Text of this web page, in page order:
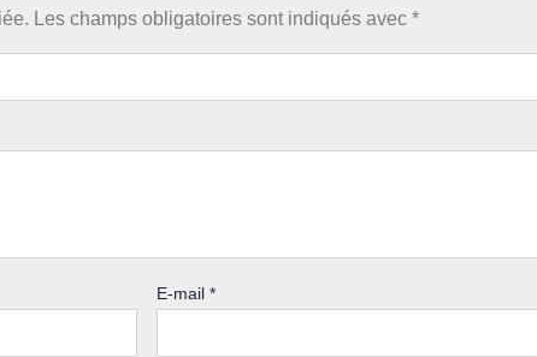
Les champs obligatoires sont indiqués avec *
E-mail *